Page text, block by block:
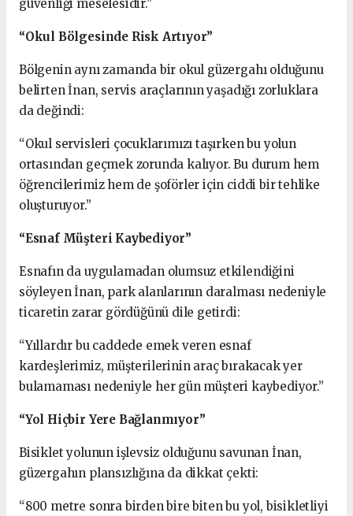
güvenliği meselesidir.”
“Okul Bölgesinde Risk Artıyor”
Bölgenin aynı zamanda bir okul güzergahı olduğunu
belirten İnan, servis araçlarının yaşadığı zorluklara
da değindi:
“Okul servisleri çocuklarımızı taşırken bu yolun
ortasından geçmek zorunda kalıyor. Bu durum hem
öğrencilerimiz hem de şoförler için ciddi bir tehlike
oluşturuyor.”
“Esnaf Müşteri Kaybediyor”
Esnafın da uygulamadan olumsuz etkilendiğini
söyleyen İnan, park alanlarının daralması nedeniyle
ticaretin zarar gördüğünü dile getirdi:
“Yıllardır bu caddede emek veren esnaf
kardeşlerimiz, müşterilerinin araç bırakacak yer
bulamaması nedeniyle her gün müşteri kaybediyor.”
“Yol Hiçbir Yere Bağlanmıyor”
Bisiklet yolunun işlevsiz olduğunu savunan İnan,
güzergahın plansızlığına da dikkat çekti:
“800 metre sonra birden bire biten bu yol, bisikletliyi